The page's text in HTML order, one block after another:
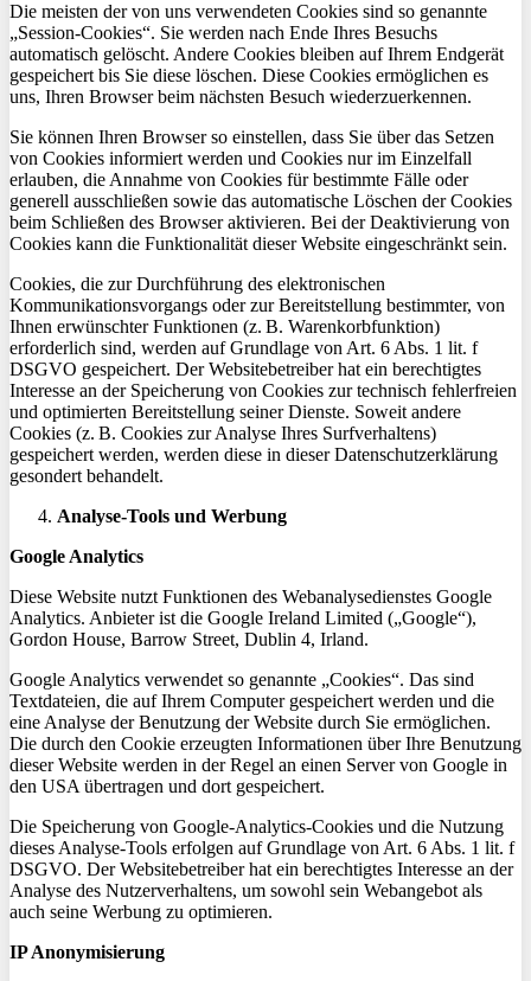
Die meisten der von uns verwendeten Cookies sind so genannte
„Session-Cookies“. Sie werden nach Ende Ihres Besuchs
automatisch gelöscht. Andere Cookies bleiben auf Ihrem Endgerät
gespeichert bis Sie diese löschen. Diese Cookies ermöglichen es
uns, Ihren Browser beim nächsten Besuch wiederzuerkennen.
Sie können Ihren Browser so einstellen, dass Sie über das Setzen
von Cookies informiert werden und Cookies nur im Einzelfall
erlauben, die Annahme von Cookies für bestimmte Fälle oder
generell ausschließen sowie das automatische Löschen der Cookies
beim Schließen des Browseraktivieren. Bei der Deaktivierung von
Cookies kann die Funktionalität dieser Website eingeschränkt sein.
Cookies, die zur Durchführung des elektronischen
Kommunikationsvorgangs oder zur Bereitstellung bestimmter, von
Ihnen erwünschter Funktionen (z. B. Warenkorbfunktion)
erforderlich sind, werden auf Grundlage von Art. 6 Abs. 1 lit. f
DSGVO gespeichert. Der Websitebetreiber hat ein berechtigtes
Interesse an der Speicherung von Cookies zur technisch fehlerfreien
und optimierten Bereitstellung seiner Dienste. Soweit andere
Cookies (z. B. Cookies zur Analyse Ihres Surfverhaltens)
gespeichert werden, werden diese in dieser Datenschutzerklärung
gesondert behandelt.
Analyse-Tools und Werbung
Google Analytics
Diese Website nutzt Funktionen des Webanalysedienstes Google
Analytics. Anbieter ist die Google Ireland Limited („Google“),
Gordon House, Barrow Street, Dublin 4, Irland.
Google Analytics verwendet so genannte „Cookies“. Das sind
Textdateien, die auf Ihrem Computer gespeichert werden und die
eine Analyse der Benutzung der Website durch Sie ermöglichen.
Die durch den Cookie erzeugten Informationen über Ihre Benutzung
dieser Website werden in der Regel an einen Server von Google in
den USA übertragen und dort gespeichert.
Die Speicherung von Google-Analytics-Cookies und die Nutzung
dieses Analyse-Tools erfolgen auf Grundlage von Art. 6 Abs. 1 lit. f
DSGVO. Der Websitebetreiber hat ein berechtigtes Interesse an der
Analyse des Nutzerverhaltens, um sowohl sein Webangebot als
auch seine Werbung zu optimieren.
IP Anonymisierung